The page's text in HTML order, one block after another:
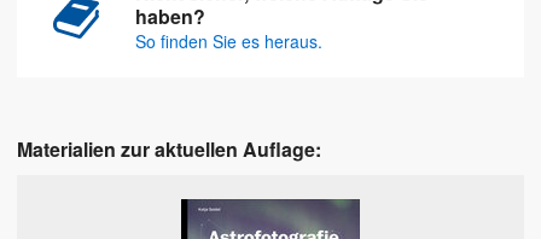
haben?
So finden Sie es heraus.
Materialien zur aktuellen Auflage: